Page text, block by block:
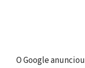
O Google